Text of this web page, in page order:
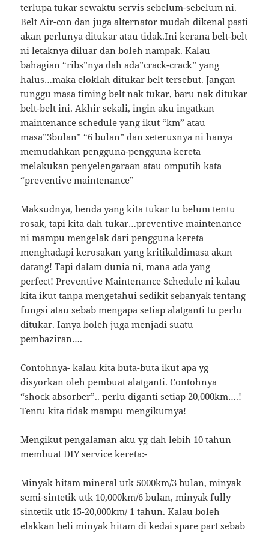
terlupa tukar sewaktu servis sebelum-sebelum ni.
Belt Air-con dan juga alternator mudah dikenal pasti
akan perlunya ditukar atau tidak.Ini kerana belt-belt
ni letaknya diluar dan boleh nampak. Kalau
bahagian “ribs”nya dah ada”crack-crack” yang
halus…maka eloklah ditukar belt tersebut. Jangan
tunggu masa timing belt nak tukar, baru nak ditukar
belt-belt ini. Akhir sekali, ingin aku ingatkan
maintenance schedule yang ikut “km” atau
masa”3bulan” “6 bulan” dan seterusnya ni hanya
memudahkan pengguna-pengguna kereta
melakukan penyelengaraan atau omputih kata
“preventive maintenance”
Maksudnya, benda yang kita tukar tu belum tentu
rosak, tapi kita dah tukar…preventive maintenance
ni mampu mengelak dari pengguna kereta
menghadapi kerosakan yang kritikaldimasa akan
datang! Tapi dalam dunia ni, mana ada yang
perfect! Preventive Maintenance Schedule ni kalau
kita ikut tanpa mengetahui sedikit sebanyak tentang
fungsi atau sebab mengapa setiap alatganti tu perlu
ditukar. Ianya boleh juga menjadi suatu
pembaziran….
Contohnya- kalau kita buta-buta ikut apa yg
disyorkan oleh pembuat alatganti. Contohnya
“shock absorber”.. perlu diganti setiap 20,000km….!
Tentu kita tidak mampu mengikutnya!
Mengikut pengalaman aku yg dah lebih 10 tahun
membuat DIY service kereta:-
Minyak hitam mineral utk 5000km/3 bulan, minyak
semi-sintetik utk 10,000km/6 bulan, minyak fully
sintetik utk 15-20,000km/ 1 tahun. Kalau boleh
elakkan beli minyak hitam di kedai spare part sebab